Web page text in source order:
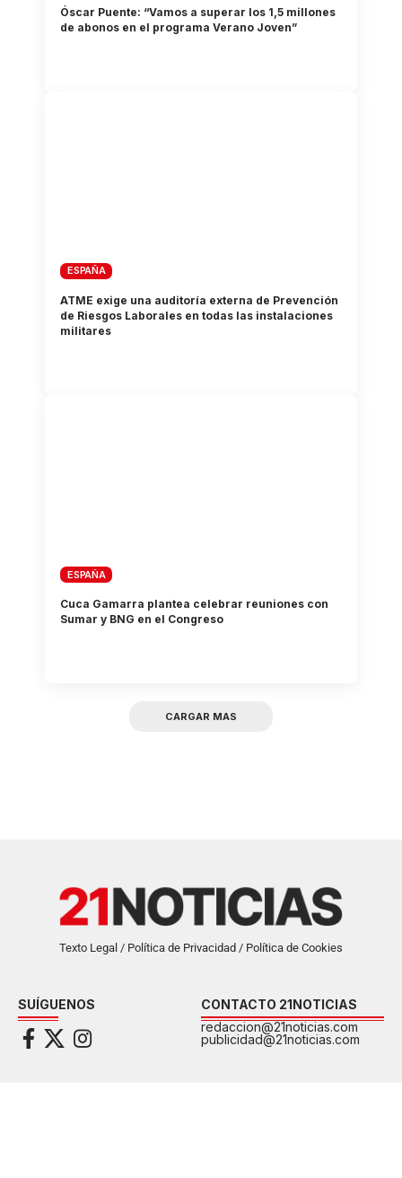
Óscar Puente: “Vamos a superar los 1,5 millones
de abonos en el programa Verano Joven”
ESPAÑA
ATME exige una auditoría externa de Prevención
de Riesgos Laborales en todas las instalaciones
militares
ESPAÑA
Cuca Gamarra plantea celebrar reuniones con
Sumar y BNG en el Congreso
CARGAR MAS
Texto Legal / Política de Privacidad / Política de Cookies
SUÍGUENOS
CONTACTO 21NOTICIAS
redaccion@21noticias.com
publicidad@21noticias.com